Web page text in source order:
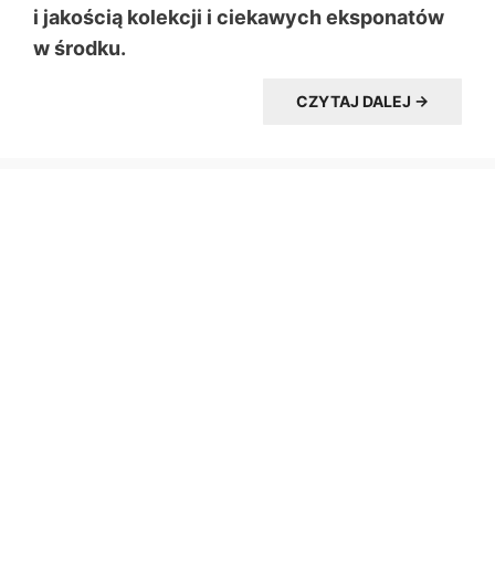
i jakością kolekcji i ciekawych eksponatów
w środku.
CZYTAJ DALEJ →